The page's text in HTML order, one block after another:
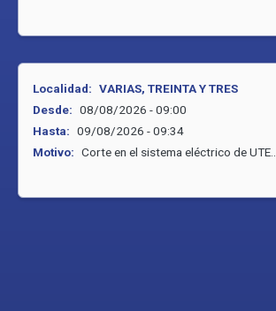
Localidad: VARIAS, TREINTA Y TRES
Desde: 08/08/2026 - 09:00
Hasta: 09/08/2026 - 09:34
Motivo: Corte en el sistema eléctrico de UTE..